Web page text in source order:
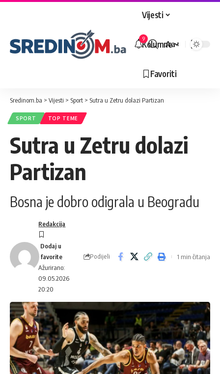
Vijesti
Kolumne
Favoriti
9
Veličina
Aa
Sredinom.ba > Vijesti > Sport > Sutra u Zetru dolazi Partizan
SPORT TOP TEME
Sutra u Zetru dolazi
Partizan
Bosna je dobro odigrala u Beogradu
Ažurirano:
09.05.2026
20:20
Redakcija
Podijeli 1 min čitanja